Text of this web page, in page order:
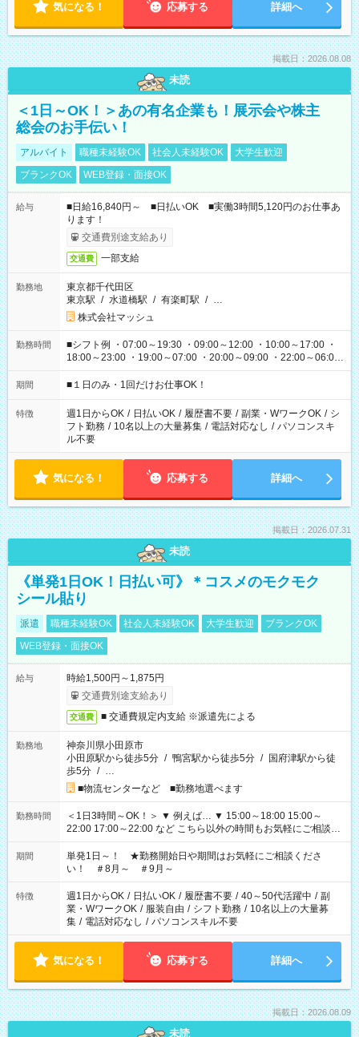
気になる！ 応募する 詳細へ
掲載日：2026.08.08
未読
＜1日～OK！＞あの有名企業も！展示会や株主
総会のお手伝い！
アルバイト 職種未経験OK 社会人未経験OK
大学生歓迎
ブランクOK
WEB登録・面接OK
給与
■日給16,840円～ ■日払いOK ■実働3時間5,120円のお仕事あ
ります！
交通費別途支給あり
交通費 一部支給
勤務地
東京都千代田区
東京駅 / 水道橋駅 / 有楽町駅 / …
株式会社マッシュ
勤務時間
■シフト例 ・07:00～19:30 ・09:00～12:00 ・10:00～17:00 ・
18:00～23:00 ・19:00～07:00 ・20:00～09:00 ・22:00～06:00
etc ★最短で3時間で5,120円のお仕事から 15時間で2万円近く稼
げるお仕事も！ ご希望のお時間に合わせてご紹介！ ※シフトは
ください！
期間 ■１日のみ・1回だけお仕事OK！
特徴 週1日からOK / 日払いOK / 履歴書不要 / 副業・WワークOK / シ
フト勤務 / 10名以上の大量募集 / 電話対応なし / パソコンスキ
ル不要
気になる！ 応募する 詳細へ
掲載日：2026.07.31
未読
《単発1日OK！日払い可》＊コスメのモクモク
シール貼り
派遣 職種未経験OK 社会人未経験OK 大学生歓迎
ブランクOK
WEB登録・面接OK
給与
時給1,500円～1,875円
交通費別途支給あり
交通費 ■ 交通費規定内支給 ※派遣先による
勤務地
神奈川県小田原市
小田原駅から徒歩5分 / 鴨宮駅から徒歩5分 / 国府津駅から徒
歩5分 / …
■物流センターなど ■勤務地選べます
勤務時間
＜1日3時間～OK！＞ ▼ 例えば… ▼ 15:00～18:00 15:00～
22:00 17:00～22:00 など こちら以外の時間もお気軽にご相談く
ださい！
期間
単発1日～！ ★勤務開始日や期間はお気軽にご相談くださ
い！ ＃8月～ ＃9月～
特徴 週1日からOK / 日払いOK / 履歴書不要 / 40～50代活躍中 / 副
業・WワークOK / 服装自由 / シフト勤務 / 10名以上の大量募
集 / 電話対応なし / パソコンスキル不要
気になる！ 応募する 詳細へ
掲載日：2026.08.09
未読